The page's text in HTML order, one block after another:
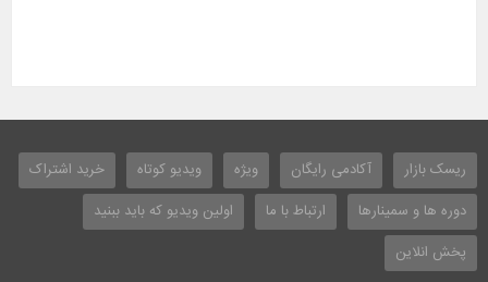
ریسک بازار آکادمی رایگان ویژه ویدیو کوتاه
خرید اشتراک
دوره ها و سمینارها
ارتباط با ما
اولین ویدیو که باید ببنید
پخش انلاین